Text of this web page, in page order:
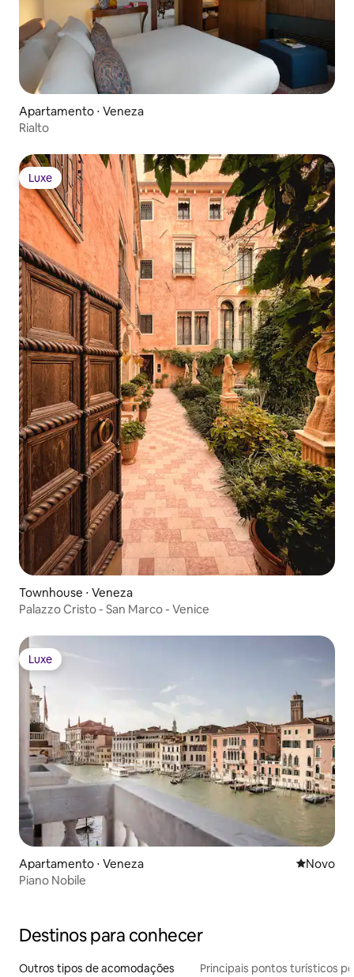
Apartamento ⋅ Veneza
Rialto
Luxe
Luxe
Townhouse ⋅ Veneza
Palazzo Cristo - San Marco - Venice
Luxe
Luxe
Apartamento ⋅ Veneza Novo
Novo
Piano Nobile
Destinos para conhecer
Outros tipos de acomodações Principais pontos turísticos